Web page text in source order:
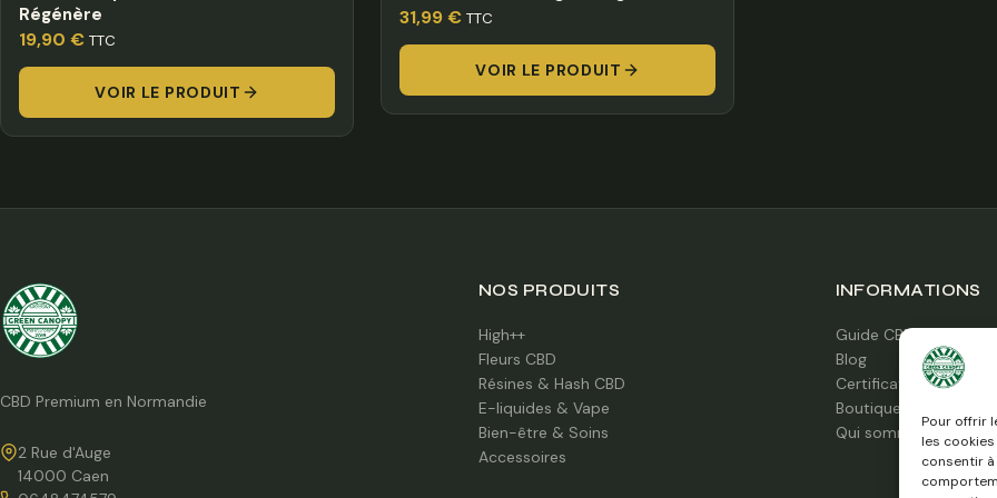
Pour offrir
les
consentir
Régénère
19,90 € TTC
VOIR LE PRODUIT
31,99€ TTC
VOIR LE PRODUIT
CBD Premium en Normandie
2 Rue d'Auge
14000 Caen
NOS PRODUITS
High++
Fleurs CBD
Résines & Hash CBD
E-liquides & Vape
Bien-être & Soins
Accessoires
INFORMATIONS
Guide CBD
Blog
Certifications labo
Boutique à Caen
Qui sommes-nous ?